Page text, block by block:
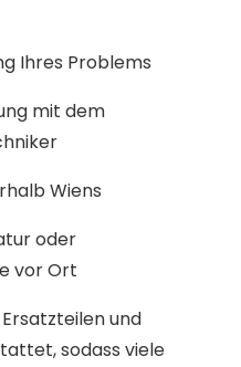
Ihres Problems
mit dem
Wiens
oder
vor Ort
und
sodass viele